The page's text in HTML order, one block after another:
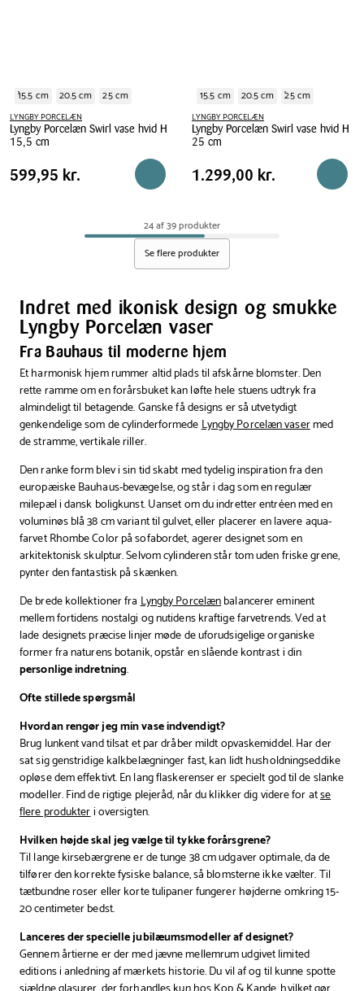
15.5 cm 20.5 cm 25 cm
LYNGBY PORCELÆN
Lyngby Porcelæn Swirl vase hvid H
15,5 cm
Lyngby
Porcelæn
Pris
Pris 599,95 kr.
599,95 kr. Læg i kurv
15.5 cm 20.5 cm 25 cm
LYNGBY PORCELÆN
Lyngby Porcelæn Swirl vase hvid H
25 cm
Lyngby
Porcelæn
vase
hvid
H
25
Pris
Pris 1.299,00 kr.
1.299,00 kr. Læg
24 af 39 produkter
Se flere produkter
Indret med ikonisk design og smukke
Lyngby Porcelæn vaser
Fra Bauhaus til moderne hjem
Et harmonisk hjem rummer altid plads til afskårne blomster. Den
rette ramme om en forårsbuket kan løfte hele stuens udtryk fra
almindeligt til betagende. Ganske få designs er så utvetydigt
genkendelige som de cylinderformedeLyngby Porcelæn vasermed
de stramme, vertikale riller.
Den ranke form blev i sin tid skabt med tydelig inspiration fra den
europæiske Bauhaus-bevægelse, og står i dag som en regulær
milepæl i dansk boligkunst. Uanset om du indretter entréen med en
voluminøs blå 38 cm variant til gulvet, eller placerer en lavere aqua-
farvet Rhombe Color på sofabordet, agerer designet som en
arkitektonisk skulptur. Selvom cylinderen står tom uden friske grene,
pynter den fantastisk på skænken.
De brede kollektioner fraLyngby Porcelænbalancerer eminent
mellem fortidens nostalgi og nutidens kraftige farvetrends. Ved at
lade designets præcise linjer møde de uforudsigelige organiske
former fra naturens botanik, opstår en slående kontrast i din
personlige indretning.
Ofte stillede spørgsmål
Hvordan rengør jeg min vase indvendigt?
Brug lunkent vand tilsat et par dråber mildt opvaskemiddel. Har der
sat sig genstridige kalkbelægninger fast, kan lidt husholdningseddike
opløse dem effektivt. En lang flaskerenser er specielt god til de slanke
modeller. Find de rigtige plejeråd, når du klikker dig videre for atse
flere produkteri oversigten.
Hvilken højde skal jeg vælge til tykke forårsgrene?
Til lange kirsebærgrene er de tunge 38 cm udgaver optimale, da de
tilfører den korrekte fysiske balance, så blomsterne ikke vælter. Til
tætbundne roser eller korte tulipaner fungerer højderne omkring 15-
20 centimeter bedst.
Lanceres der specielle jubilæumsmodeller af designet?
Gennem årtierne er der med jævne mellemrum udgivet limited
editions i anledning af mærkets historie. Du vil af og til kunne spotte